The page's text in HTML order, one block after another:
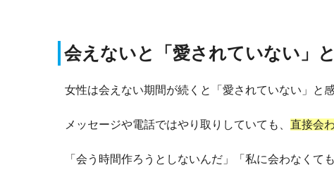
会えないと「愛されていない」
女性は会えない期間が続くと「愛されていない」と
メッセージや電話ではやり取りしていても、 直接会
「会う時間作ろうとしないんだ」「私に会わなく